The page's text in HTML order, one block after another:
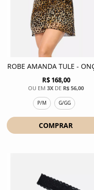
R$ 168,00
3X DE R$ 56,00
P/M G/GG
COMPRAR